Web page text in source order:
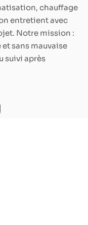
chauffage
entretient avec
Notre mission :
sans mauvaise
suivi après